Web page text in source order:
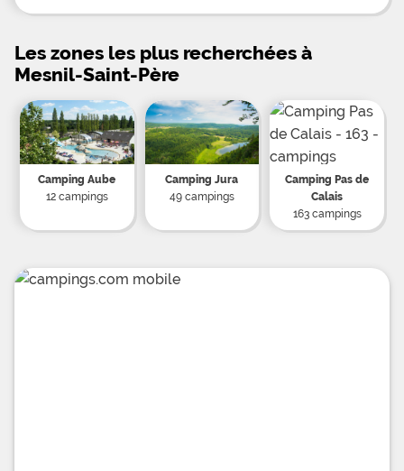
nordique avec foyer de ski de fond 35 km de pistes
activités nautiques. A 1H30 de la Côte d'Azur.
Les zones les plus recherchées à
Mesnil-Saint-Père
Camping Aube
12 campings
Camping Jura
49 campings
Camping Pas de
Calais
163 campings